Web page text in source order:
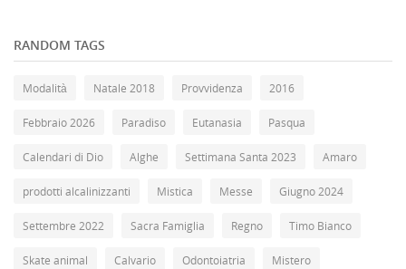
RANDOM TAGS
Modalità Natale 2018 Provvidenza 2016
Febbraio 2026 Paradiso Eutanasia Pasqua
Calendari di Dio Alghe Settimana Santa 2023 Amaro
prodotti alcalinizzanti Mistica Messe Giugno 2024
Settembre 2022 Sacra Famiglia Regno Timo Bianco
Skate animal Calvario Odontoiatria Mistero